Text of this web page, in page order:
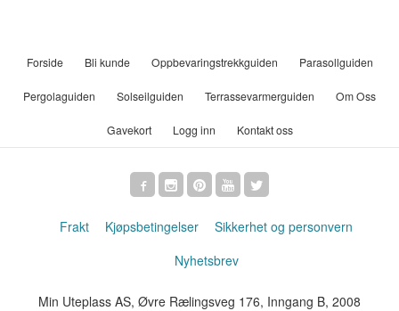
Forside Bli kunde Oppbevaringstrekkguiden Parasollguiden
Pergolaguiden Solseilguiden Terrassevarmerguiden Om Oss
Gavekort Logg inn Kontakt oss
Frakt Kjøpsbetingelser
Sikkerhet og personvern
Nyhetsbrev
Min Uteplass AS, Øvre Rælingsveg 176, Inngang B, 2008